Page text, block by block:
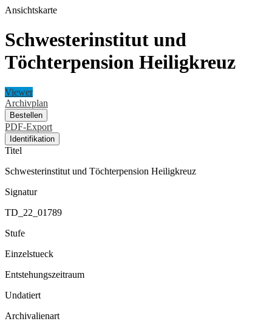
Ansichtskarte
Schwesterinstitut und
Töchterpension Heiligkreuz
Viewer
Archivplan
Bestellen
PDF-Export
Identifikation
Titel
Schwesterinstitut und Töchterpension Heiligkreuz
Signatur
TD_22_01789
Stufe
Einzelstueck
Entstehungszeitraum
Undatiert
Archivalienart